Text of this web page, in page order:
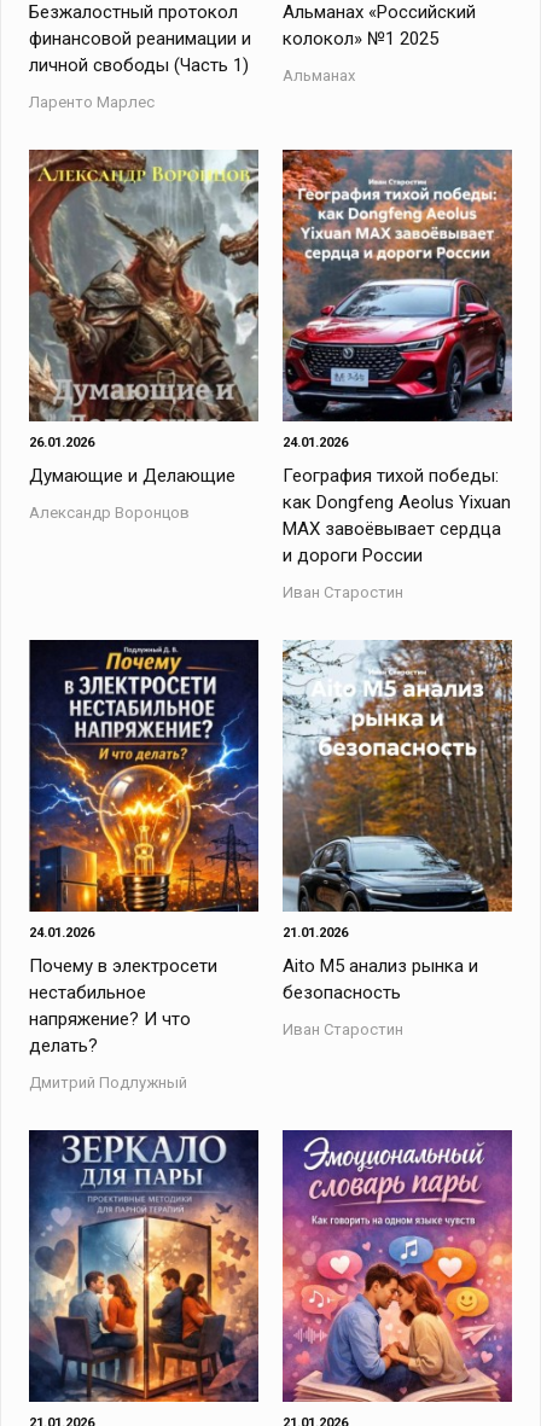
Безжалостный протокол
финансовой реанимации и
личной свободы (Часть 1)
Ларенто Марлес
Альманах «Российский
колокол» №1 2025
Альманах
26.01.2026
Думающие и Делающие
Александр Воронцов
24.01.2026
География тихой победы:
как Dongfeng Aeolus Yixuan
MAX завоёвывает сердца
и дороги России
Иван Старостин
24.01.2026
Почему в электросети
нестабильное
напряжение? И что
делать?
Дмитрий Подлужный
21.01.2026
Aito M5 анализ рынка и
безопасность
Иван Старостин